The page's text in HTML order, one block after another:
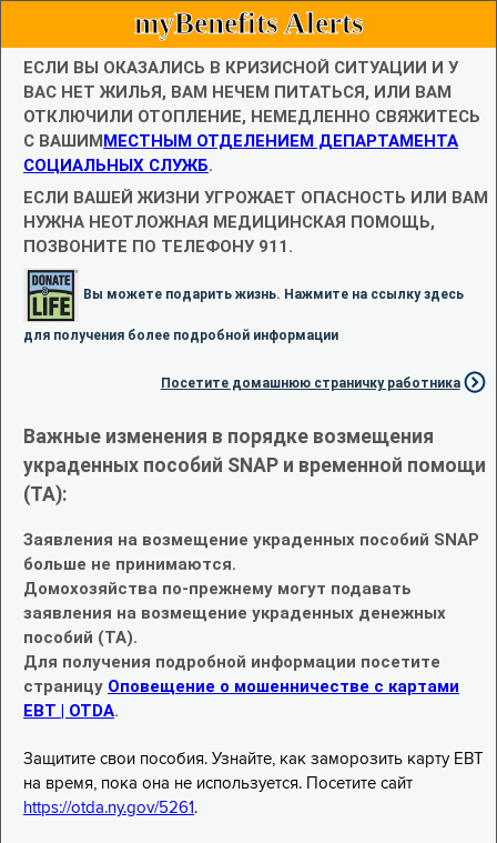
myBenefits Alerts
ЕСЛИ ВЫ ОКАЗАЛИСЬ В КРИЗИСНОЙ СИТУАЦИИ И У
ВАС НЕТ ЖИЛЬЯ, ВАМ НЕЧЕМ ПИТАТЬСЯ, ИЛИ ВАМ
ОТКЛЮЧИЛИ ОТОПЛЕНИЕ, НЕМЕДЛЕННО СВЯЖИТЕСЬ
С ВАШИММЕСТНЫМ ОТДЕЛЕНИЕМ ДЕПАРТАМЕНТА
СОЦИАЛЬНЫХ СЛУЖБ.
ЕСЛИ ВАШЕЙ ЖИЗНИ УГРОЖАЕТ ОПАСНОСТЬ ИЛИ ВАМ
НУЖНА НЕОТЛОЖНАЯ МЕДИЦИНСКАЯ ПОМОЩЬ,
ПОЗВОНИТЕ ПО ТЕЛЕФОНУ 911.
Вы можете подарить жизнь. Нажмите на ссылку здесь
для получения более подробной информации
Посетите домашнюю страничку работника
Важные изменения в порядке возмещения
украденных пособий SNAP и временной помощи
(TA):
Заявления на возмещение украденных пособий SNAP
больше не принимаются.
Домохозяйства по-прежнему могут подавать
заявления на возмещение украденных денежных
пособий (TA).
Для получения подробной информации посетите
страницу Оповещение о мошенничестве с картами
EBT | OTDA.
Защитите свои пособия. Узнайте, как заморозить карту EBT
на время, пока она не используется. Посетите сайт
https://otda.ny.gov/5261 .